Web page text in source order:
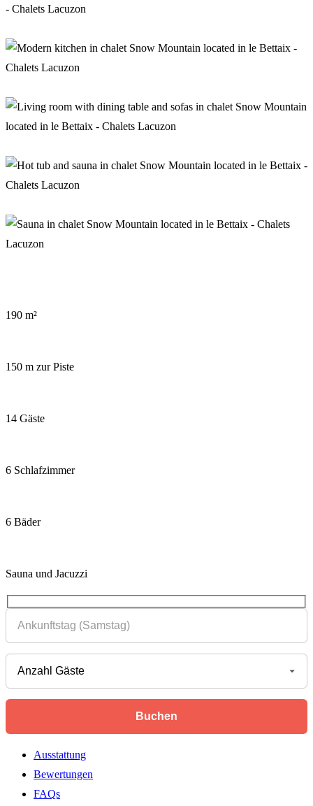
190 m²
150 m zur Piste
14 Gäste
6 Schlafzimmer
6 Bäder
Sauna und Jacuzzi
Ausstattung
Bewertungen
FAQs